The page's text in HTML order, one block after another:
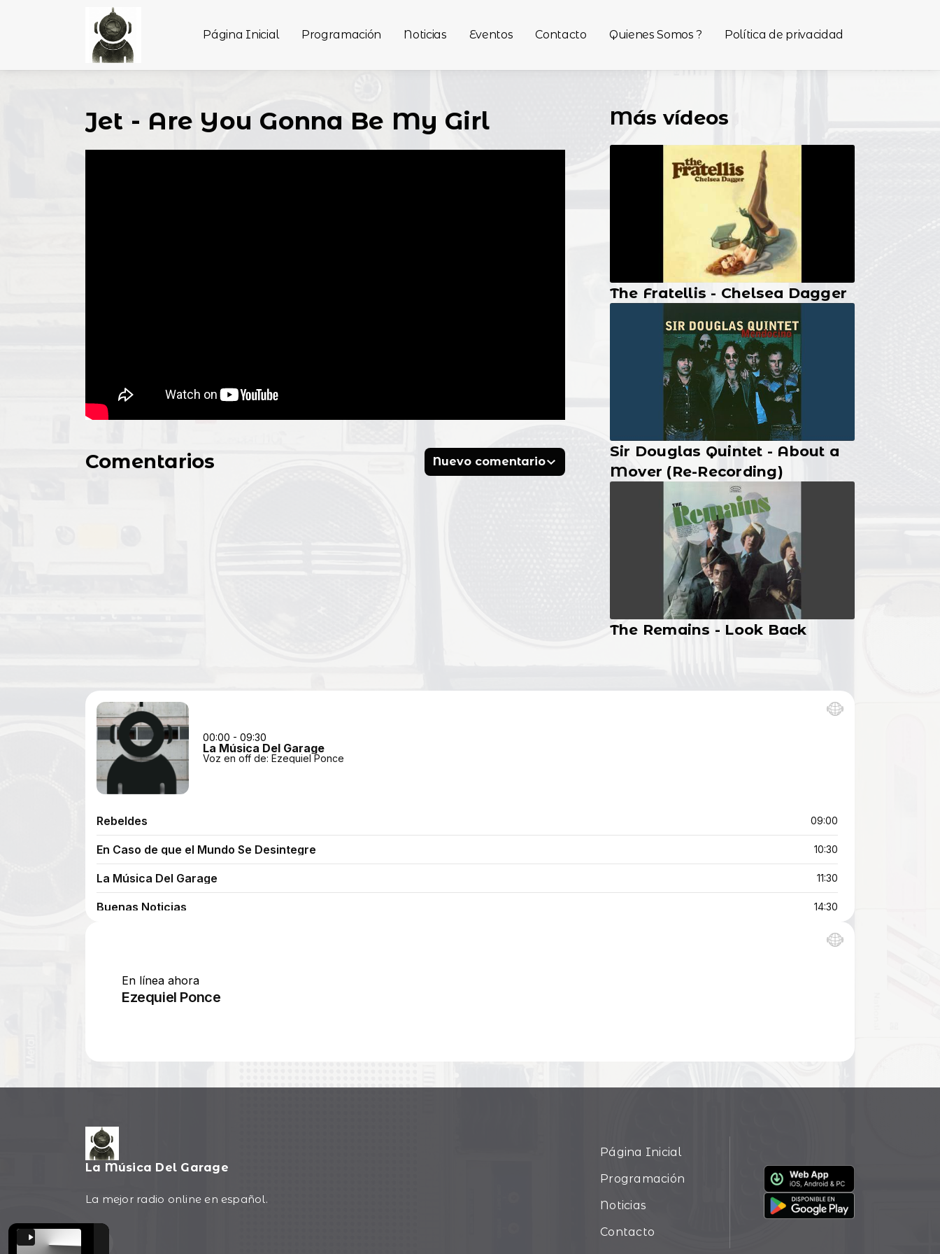
Página Inicial Programación Noticias Eventos Contacto Quienes Somos ? Política de privacidad
Jet - Are You Gonna Be My Girl Más vídeos
The Fratellis - Chelsea Dagger
Sir Douglas Quintet - About a
Mover (Re-Recording)
The Remains - Look Back
Comentarios Nuevo comentario
La Música Del Garage
La mejor radio online en español.
Página Inicial
Programación
Noticias
Contacto